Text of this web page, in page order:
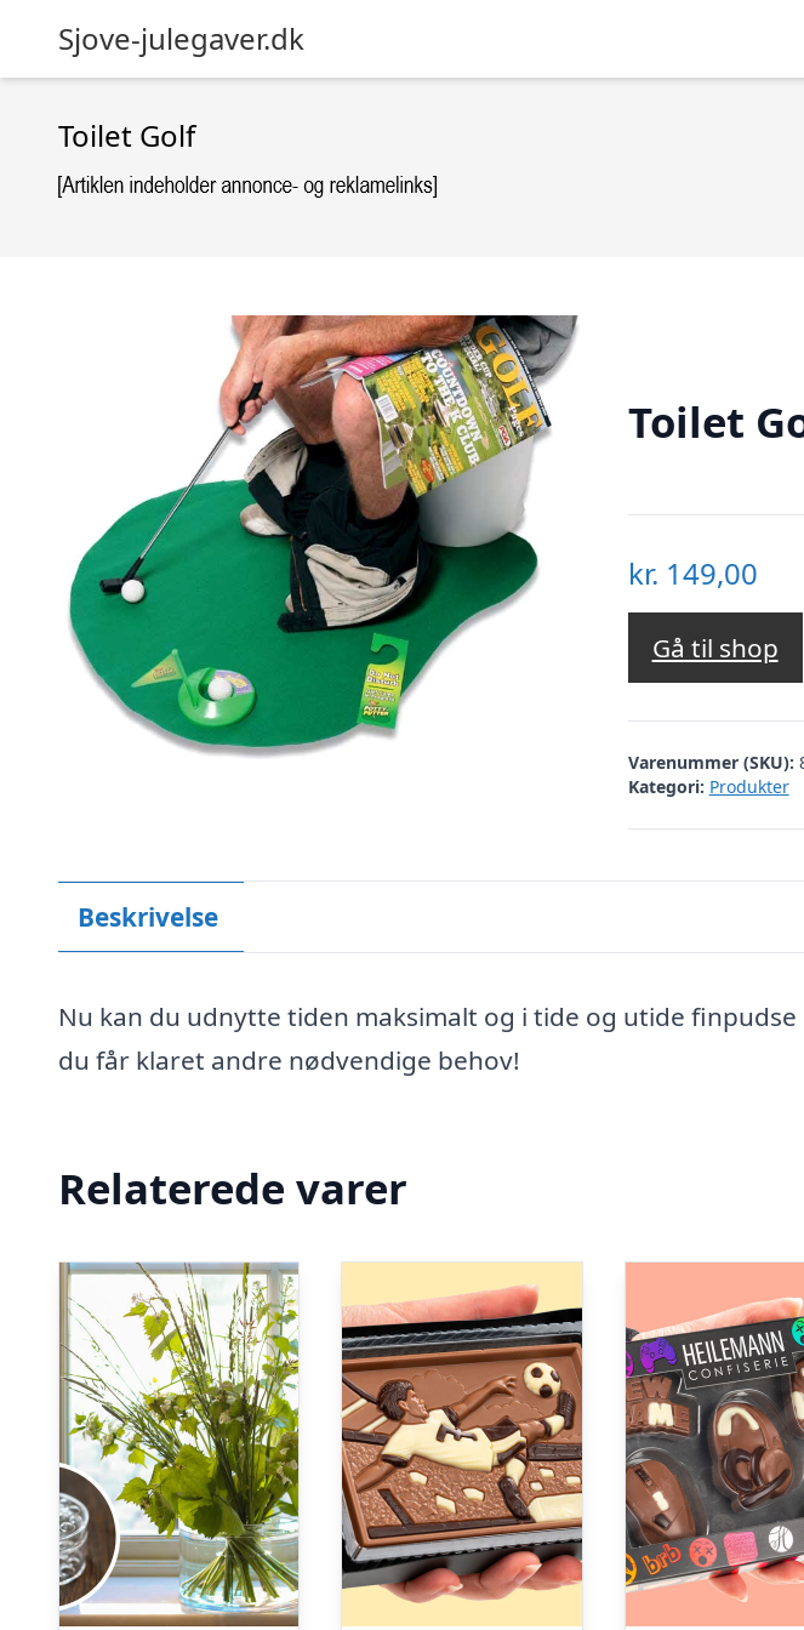
Sjove-julegaver.dk
Toilet Golf
Toilet
kr. 149,00
Gå til shop
Varenummer (SKU):
Kategori: Produkter
Beskrivelse
Nu kan du udnytte tiden maksimalt og i tide og utide
du får klaret andre nødvendige behov!
Relaterede varer